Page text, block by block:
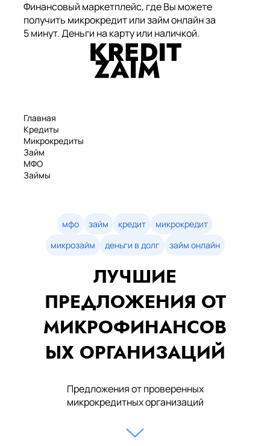
Финансовый маркетплейс, где Вы можете
получить микрокредит или займ онлайн за
5 минут. Деньги на карту или наличкой.
Главная
Кредиты
Микрокредиты
Займ
МФО
Займы
Займы онлайн
Денежные кредиты
мфо займ кредит
микрокредит
микрозайм
деньги в долг займ онлайн
ЛУЧШИЕ
ПРЕДЛОЖЕНИЯ ОТ
МИКРОФИНАНСОВ
ЫХ ОРГАНИЗАЦИЙ
Предложения от проверенных
микрокредитных организаций